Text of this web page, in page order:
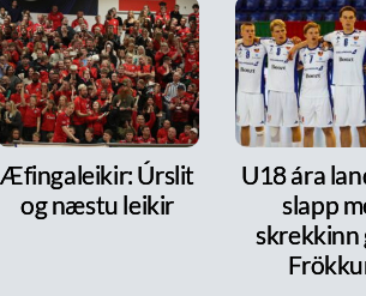
Æfingaleikir: Úrslit
og næstu leikir
U18 ára
slapp
skrekkinn